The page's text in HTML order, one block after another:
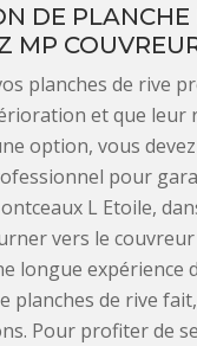
DE PLANCHE
MP
planches de rive
et que leur
option, vous
pour
L Etoile,
vers le
longue expérience
planches de rive
Pour profiter de